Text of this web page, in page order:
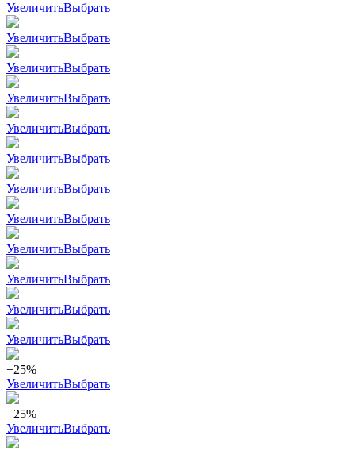
УвеличитьВыбрать
УвеличитьВыбрать
УвеличитьВыбрать
УвеличитьВыбрать
УвеличитьВыбрать
УвеличитьВыбрать
УвеличитьВыбрать
УвеличитьВыбрать
УвеличитьВыбрать
УвеличитьВыбрать
УвеличитьВыбрать
УвеличитьВыбрать
+25%
УвеличитьВыбрать
+25%
УвеличитьВыбрать